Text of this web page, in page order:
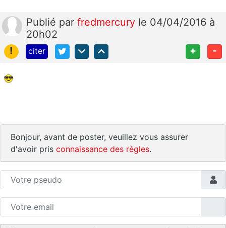
Publié par fredmercury le 04/04/2016 à
20h02
!
citer + -
Bonjour, avant de poster, veuillez vous assurer
d'avoir pris connaissance des règles.